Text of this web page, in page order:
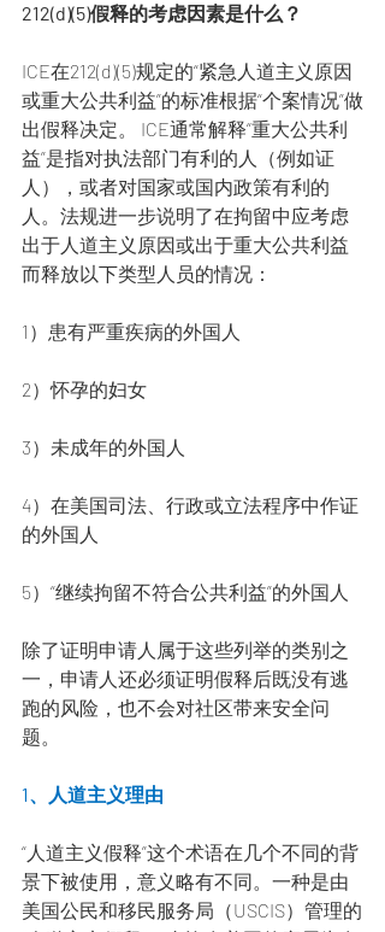
212(d)(5)假释的考虑因素是什么？
ICE在212(d)(5)规定的“紧急人道主义原因
或重大公共利益”的标准根据“个案情况”做
出假释决定。 ICE通常解释“重大公共利
益”是指对执法部门有利的人（例如证
人），或者对国家或国内政策有利的
人。法规进一步说明了在拘留中应考虑
出于人道主义原因或出于重大公共利益
而释放以下类型人员的情况：
1）患有严重疾病的外国人
2）怀孕的妇女
3）未成年的外国人
4）在美国司法、行政或立法程序中作证
的外国人
5）“继续拘留不符合公共利益”的外国人
除了证明申请人属于这些列举的类别之
一，申请人还必须证明假释后既没有逃
跑的风险，也不会对社区带来安全问
题。
1、人道主义理由
“人道主义假释”这个术语在几个不同的背
景下被使用，意义略有不同。一种是由
美国公民和移民服务局（USCIS）管理的